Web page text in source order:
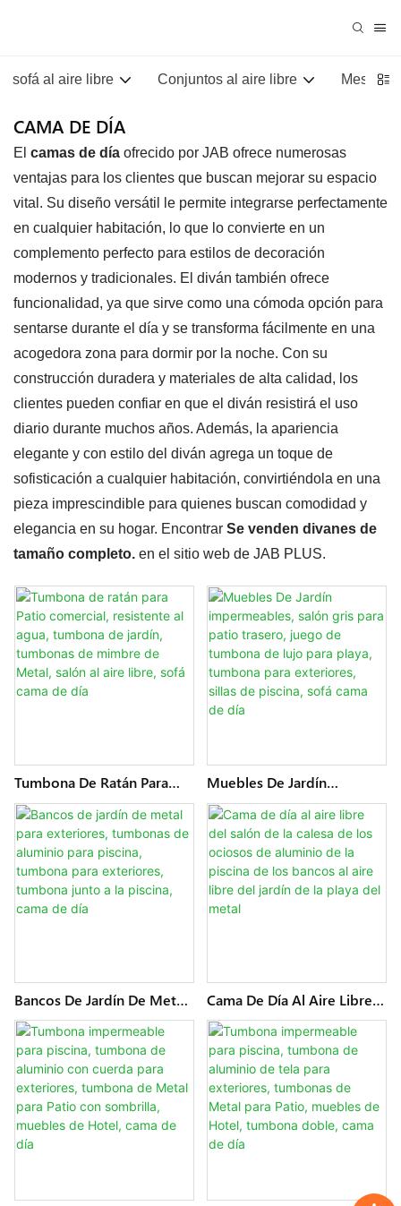
sofá al aire libre Conjuntos al aire libre Mesas
CAMA DE DÍA
El camas de día ofrecido por JAB ofrece numerosas
ventajas para los clientes que buscan mejorar su espacio
vital. Su diseño versátil le permite integrarse perfectamente
en cualquier habitación, lo que lo convierte en un
complemento perfecto para estilos de decoración
modernos y tradicionales. El diván también ofrece
funcionalidad, ya que sirve como una cómoda opción para
sentarse durante el día y se transforma fácilmente en una
acogedora zona para dormir por la noche. Con su
construcción duradera y materiales de alta calidad, los
clientes pueden confiar en que el diván resistirá el uso
diario durante muchos años. Además, la apariencia
elegante y con estilo del diván agrega un toque de
sofisticación a cualquier habitación, convirtiéndola en una
pieza imprescindible para quienes buscan comodidad y
elegancia en su hogar. Encontrar Se venden divanes de
tamaño completo. en el sitio web de JAB PLUS.
Tumbona De Ratán Para
Patio Comercial, Resistente
Al Agua, Tumbona De
Jardín, Tumbonas De
Mimbre De Metal, Salón Al
Aire Libre, Sofá Cama De
Día
Muebles De Jardín
Impermeables, Salón Gris
Para Patio Trasero, Juego
De Tumbona De Lujo Para
Playa, Tumbona Para
Exteriores, Sillas De Piscina,
Sofá Cama De Día
Bancos De Jardín De Metal
Para Exteriores, Tumbonas
De Aluminio Para Piscina,
Tumbona Para Exteriores,
Tumbona Junto A La
Piscina, Cama De Día
Cama De Día Al Aire Libre
Del Salón De La Calesa De
Los Ociosos De Aluminio
De La Piscina De Los
Bancos Al Aire Libre Del
Jardín De La Playa Del
Metal